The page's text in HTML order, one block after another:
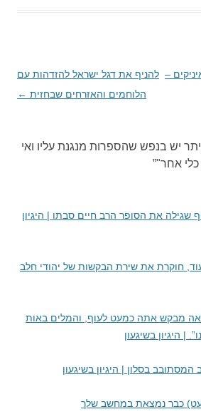
– להניף את דגל ישראל להזדהות עם
הלוחמים והאזרחים שבחזית ←
יש בנפש שהספרות מנגנת עליו ואי
כלי אחר"”
שגילה את הסופר הרב חיים סבתו | היגיון
חוקרת את שירת הבקשות של יהודי חלב
מבקש אתה כמעט לעוף, והמלים באות
| היגיון בשיגעון
בסלון | היגיון בשיגעון
כבר נמצאת במחשב שלך